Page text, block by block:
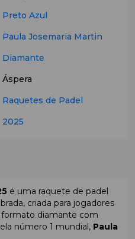
Preto Azul
Paula Josemaria Martin
Diamante
Áspera
Raquetes de Padel
2025
é uma raquete de padel
criada para jogadores
diamante com
número 1 mundial, Paula